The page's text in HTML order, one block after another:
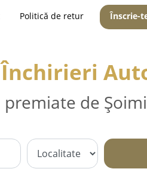
Politică de retur Înscrie-
de